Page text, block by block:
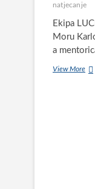
natjecanje
Ekipa
Moru
a
View More